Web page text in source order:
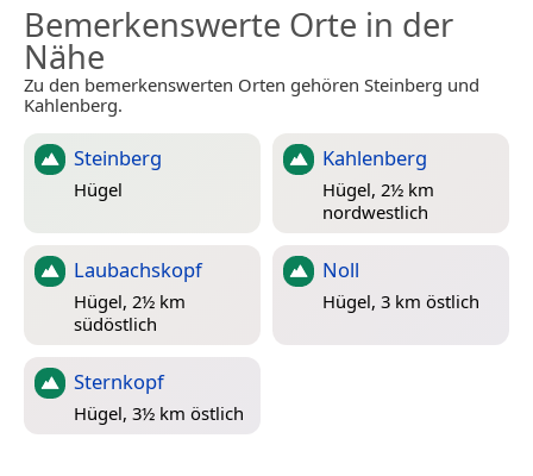
Bemerkenswerte Orte in der
Nähe
Zu den bemerkenswerten Orten gehören Steinberg und
Kahlenberg.
Steinberg
Hügel
Kahlenberg
Hügel, 2½ km
nordwestlich
Laubachskopf
Hügel, 2½ km
südöstlich
Noll
Hügel, 3 km östlich
Sternkopf
Hügel, 3½ km östlich